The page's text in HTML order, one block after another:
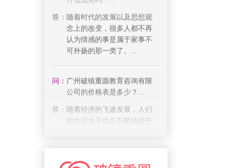
认为情感的事是属于家事不
可外扬的那一类了。...
答： 随着经济的飞速发展，人们
的生活水平也在不断地提升
着，但是人与人之间的交往
却变得越来越少，这...
公司可靠吗？...